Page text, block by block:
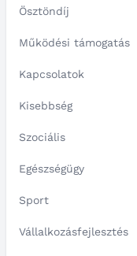
Ösztöndíj
Működési támogatás
Kapcsolatok
Kisebbség
Szociális
Egészségügy
Sport
Vállalkozásfejlesztés